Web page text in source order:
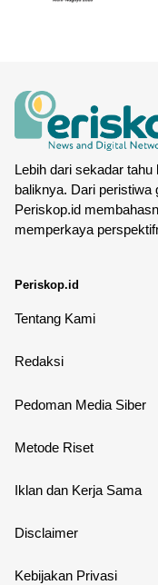
Lebih dari sekadar
baliknya. Dari peristiwa
Periskop.id
memperkaya
Periskop.id
Tentang Kami
Redaksi
Pedoman Media Siber
Metode Riset
Iklan dan Kerja Sama
Disclaimer
Kebijakan Privasi